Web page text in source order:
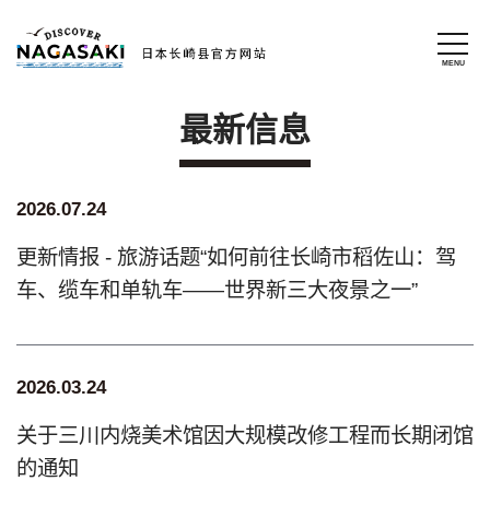
最新信息
2026.07.24
更新情报 - 旅游话题“如何前往长崎市稻佐山：驾
车、缆车和单轨车——世界新三大夜景之一”
2026.03.24
关于三川内烧美术馆因大规模改修工程而长期闭馆
的通知